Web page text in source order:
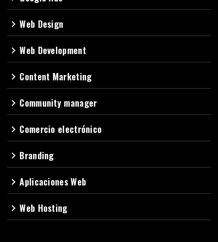
navigate_nextWeb Design
navigate_nextWeb Development
navigate_next Content Marketing
navigate_next Community manager
navigate_next Comercio electrónico
navigate_next Branding
navigate_nextAplicaciones Web
navigate_nextWeb Hosting